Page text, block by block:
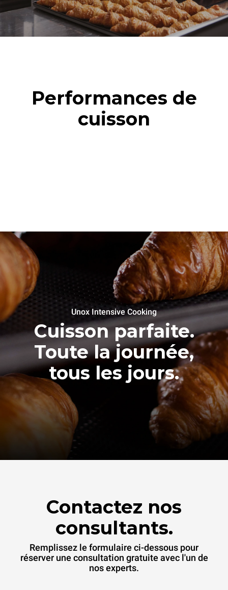
60
Performances de
cuisson
Unox Intensive Cooking
Cuisson parfaite.
Toute la journée,
tous les jours.
Contactez nos
consultants.
Remplissez le formulaire ci-dessous pour
réserver une consultation gratuite avec l'un de
nos experts.